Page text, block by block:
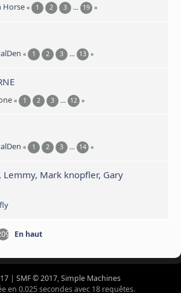
Horse « 1 2 3 ... 19 »
« 1 2 3 ... 13 »
« 1 2 3 ... 12 »
« 1 2 3 ... 14 »
Lemmy, Mark knopfler, Gary
En haut
| SMF © 2017,Simple Machines
en 0.025 secondes avec 18 requêtes.